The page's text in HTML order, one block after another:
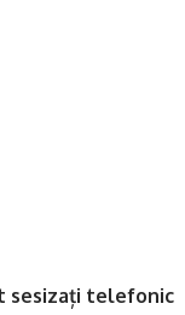
sesizați telefonic